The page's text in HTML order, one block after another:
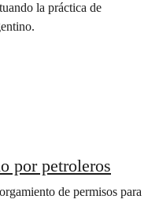
la práctica de
por petroleros
de permisos para